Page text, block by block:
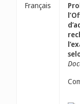
Français